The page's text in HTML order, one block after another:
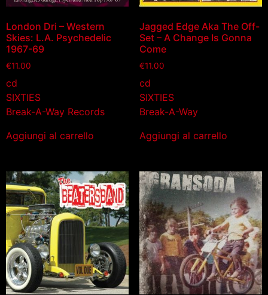
London Dri – Western
Skies: L.A. Psychedelic
1967-69
€11.00
cd
SIXTIES
Break-A-Way Records
Aggiungi al carrello
Jagged Edge Aka The Off-
Set – A Change Is Gonna
Come
€11.00
cd
SIXTIES
Break-A-Way
Aggiungi al carrello